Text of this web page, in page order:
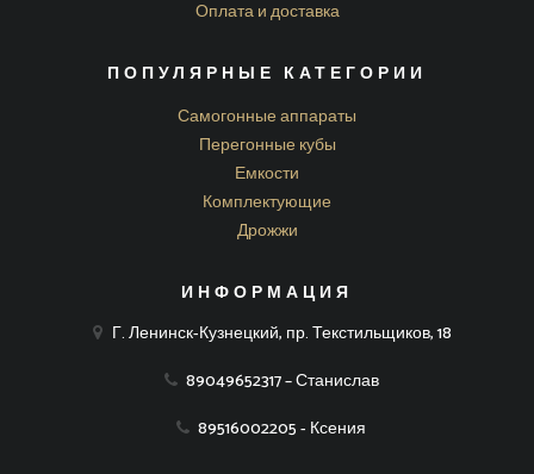
Оплата и доставка
ПОПУЛЯРНЫЕ КАТЕГОРИИ
Самогонные аппараты
Перегонные кубы
Емкости
Комплектующие
Дрожжи
ИНФОРМАЦИЯ
Г. Ленинск-Кузнецкий, пр. Текстильщиков, 18
89049652317 – Станислав
89516002205 - Ксения